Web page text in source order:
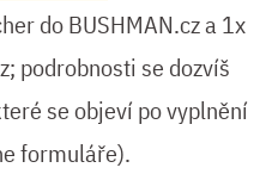
do BUSHMAN.cz a 1x
podrobnosti se dozvíš
se objeví po vyplnění
formuláře).